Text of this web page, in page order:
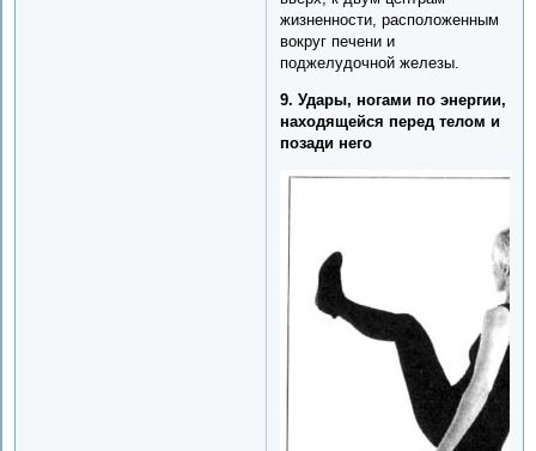
жизненности, расположенным
вокруг печени и
поджелудочной железы.
9. Удары, ногами по энергии,
находящейся перед телом и
позади него